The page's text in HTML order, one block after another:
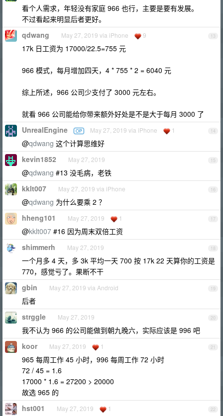
看个人需求，年轻没有家庭 966 也行，主要是要有发展。
不过看起来明显后者更好。
13
qdwang May 27, 2019 via iPhone 9
17k 日工资为 17000/22.5=755 元
966 模式，每月增加四天，4 * 755 * 2 = 6040 元
综上所述，966 公司少支付了 3000 元左右。
就看 966 公司能给你带来额外好处是不是大于每月 3000 了
14
UnrealEngine OP May 27, 2019 via iPhone 1
@qdwang 这个计算思维好
15
kevin1852 May 27, 2019
@qdwang #13 没毛病，老铁
16
kklt007 May 27, 2019 via iPhone
@qdwang 为什么要乘 2 ？
17
hheng101 May 27, 2019 1
@kklt007 #16 因为周末双倍工资
18
shimmerh May 27, 2019
一个月多 4 天，多 3k 平均一天 700 按 17k 22 天算你的工资是
770，感觉亏了。果断不干
19
gbin May 27, 2019 via Android
后者
20
strggle May 27, 2019
我不认为 966 的公司能做到朝九晚六，实际应该是 996 吧
21
koor May 27, 2019 1
965 每周工作 45 小时，996 每周工作 72 小时
72 / 45 = 1.6
17000 * 1.6 = 27200 > 20000
故选 965 的
22
hst001 May 27, 2019 1